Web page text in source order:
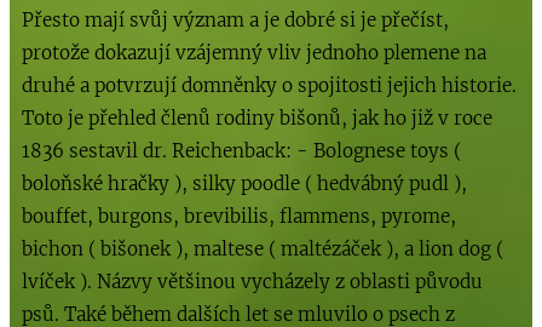
Přesto mají svůj význam a je dobré si je přečíst,
protože dokazují vzájemný vliv jednoho plemene na
druhé a potvrzují domněnky o spojitosti jejich historie.
Toto je přehled členů rodiny bišonů, jak ho již v roce
1836 sestavil dr. Reichenback: - Bolognese toys (
boloňské hračky ), silky poodle ( hedvábný pudl ),
bouffet, burgons, brevibilis, flammens, pyrome,
bichon ( bišonek ), maltese ( maltézáček ), a lion dog (
lvíček ). Názvy většinou vycházely z oblasti původu
psů. Také během dalších let se mluvilo o psech z